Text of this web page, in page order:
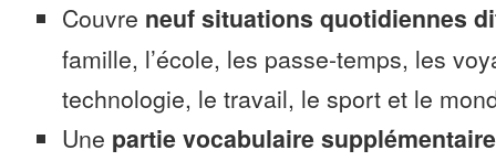
Couvre neuf situations quotidiennes
famille, l’école, les passe-temps, les
technologie, le travail, le sport et le
Une partie vocabulaire supplémentaire